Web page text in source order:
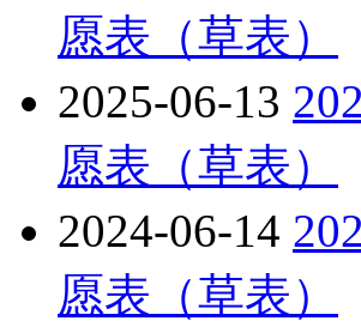
愿表（草表）
2025-06-13
愿表（草表）
2024-06-14
愿表（草表）